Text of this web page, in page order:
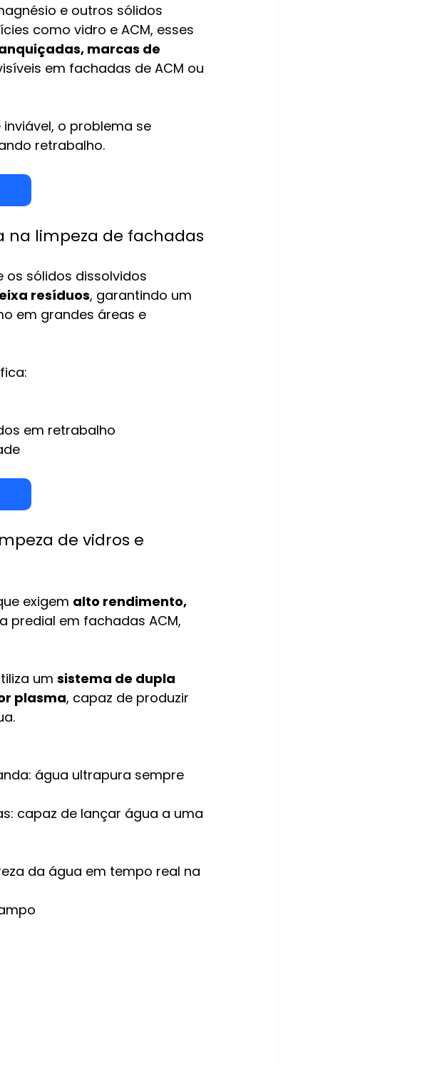
e outros sólidos
como vidro e ACM, esses
marcas de
em fachadas de ACM ou
o problema se
retrabalho.
na limpeza de fachadas
sólidos dissolvidos
resíduos, garantindo um
em grandes áreas e
em retrabalho
de vidros e
exigem alto rendimento,
predial em fachadas ACM,
um sistema de dupla
plasma, capaz de produzir
água ultrapura sempre
capaz de lançar água a uma
da água em tempo real na